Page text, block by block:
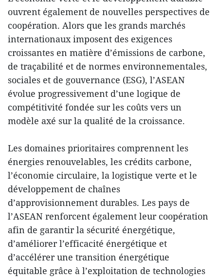
ouvrent également de nouvelles perspectives de
coopération. Alors que les grands marchés
internationaux imposent des exigences
croissantes en matière d’émissions de carbone,
de traçabilité et de normes environnementales,
sociales et de gouvernance (ESG), l’ASEAN
évolue progressivement d’une logique de
compétitivité fondée sur les coûts vers un
modèle axé sur la qualité de la croissance.
Les domaines prioritaires comprennent les
énergies renouvelables, les crédits carbone,
l’économie circulaire, la logistique verte et le
développement de chaînes
d’approvisionnement durables. Les pays de
l’ASEAN renforcent également leur coopération
afin de garantir la sécurité énergétique,
d’améliorer l’efficacité énergétique et
d’accélérer une transition énergétique
équitable grâce à l’exploitation de technologies